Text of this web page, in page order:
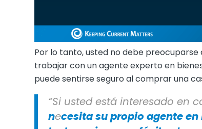
Por lo tanto, usted no debe
trabajar con un agente experto en
puede sentirse seguro al comprar una
“Si usted está interesado en
necesita su propio agente